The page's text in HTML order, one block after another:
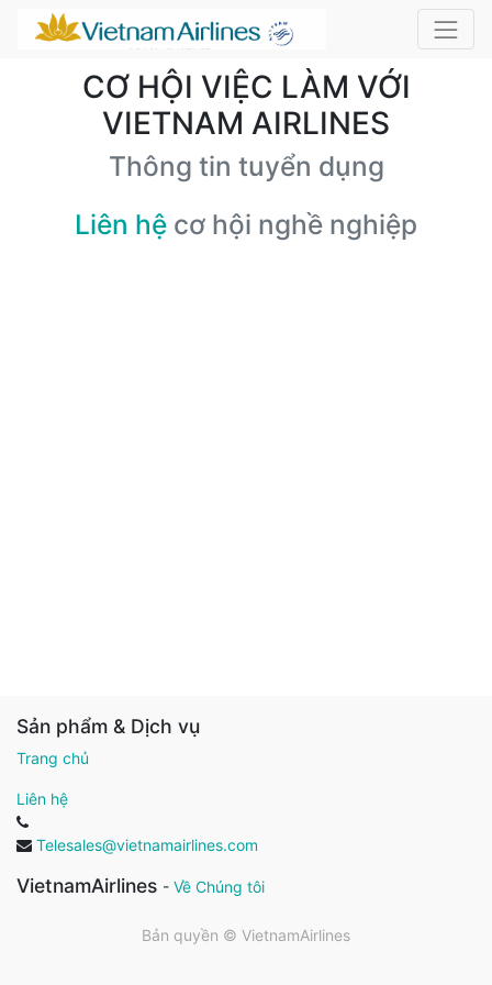
CƠ HỘI VIỆC LÀM VỚI
VIETNAM AIRLINES
Thông tin tuyển dụng
Liên hệ cơ hội nghề nghiệp
Sản phẩm & Dịch vụ
Trang chủ
Liên hệ
Telesales@vietnamairlines.com
VietnamAirlines - Về Chúng tôi
Bản quyền © VietnamAirlines